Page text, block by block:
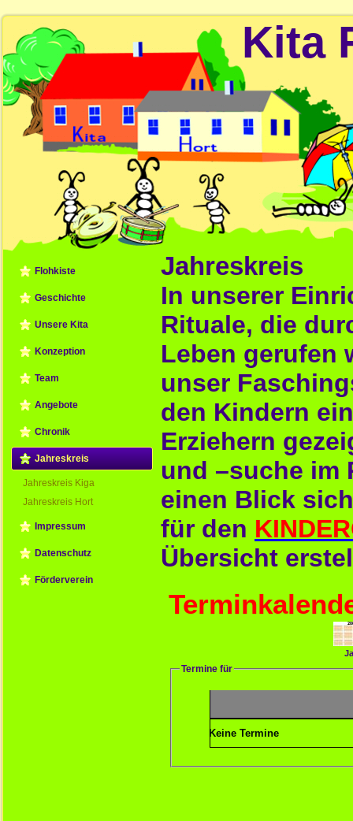
Kita
Flohkiste
Geschichte
Unsere Kita
Konzeption
Team
Angebote
Chronik
Jahreskreis
Jahreskreis Kiga
Jahreskreis Hort
Impressum
Datenschutz
Förderverein
Jahreskreis
In unserer
Rituale, die
Leben gerufen
unser
den Kindern
Erziehern
und –suche im
einen Blick
für den
Übersicht
Termine für
Keine Termine